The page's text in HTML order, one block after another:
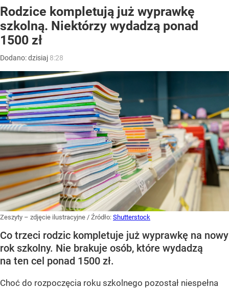
Rodzice kompletują już wyprawkę
szkolną. Niektórzy wydadzą ponad
1500 zł
Dodano:dzisiaj 8:28
Zeszyty – zdjęcie ilustracyjne / Źródło: Shutterstock
Co trzeci rodzic kompletuje już wyprawkę na nowy
rok szkolny. Nie brakuje osób, które wydadzą
na ten cel ponad 1500 zł.
Choć do rozpoczęcia roku szkolnego pozostał niespełna